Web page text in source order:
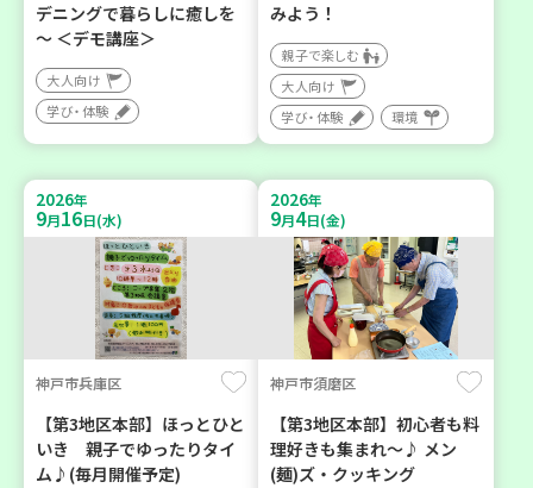
デニングで暮らしに癒しを
～ ＜デモ講座＞
大人向け
学び・体験
みよう！
親子で楽しむ
大人向け
学び・体験
環境
2026年
9月16日(水)
神戸市兵庫区
【第3地区本部】ほっとひと
いき 親子でゆったりタイ
ム♪(毎月開催予定)
2026年
9月4日(金)
神戸市須磨区
【第3地区本部】初心者も料
理好きも集まれ～♪ メン
(麺)ズ・クッキング